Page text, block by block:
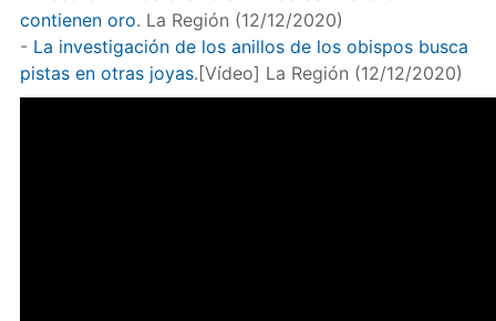
contienen oro. La Región (12/12/2020)
- La investigación de los anillos de los obispos busca
pistas en otras joyas.[Vídeo] La Región (12/12/2020)